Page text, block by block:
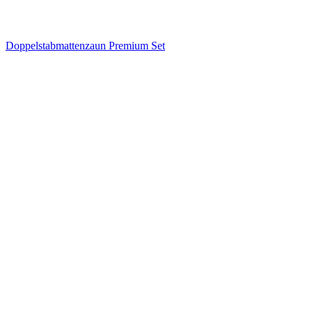
Doppelstabmattenzaun Premium Set